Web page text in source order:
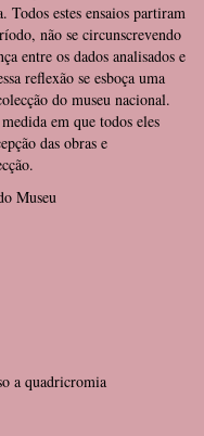
Todos estes ensaios partiram
não se circunscrevendo
entre os dados analisados e
reflexão se esboça uma
do museu nacional.
em que todos eles
das obras e
Museu
a quadricromia